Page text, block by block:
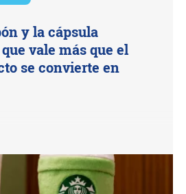
y la cápsula
vale más que el
se convierte en